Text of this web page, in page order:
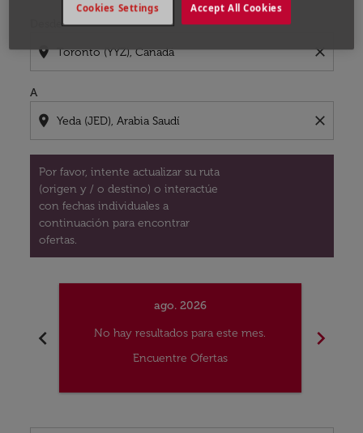
Desde
location_on close
A
location_on close
Por favor, intente actualizar su ruta
(origen y / o destino) o interactúe
con fechas individuales a
continuación para encontrar
ofertas.
chevron_left
ago. 2026
No hay resultados para este mes.
Encuentre Ofertas
chevron_right
Accept All Cookies
Cookies Settings